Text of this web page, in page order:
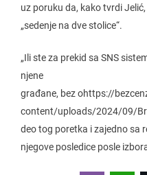
uz poruku da, kako tvrdi
„sedenje na dve stolice“.
„Ili ste za prekid sa SNS
njene
građane, bez ohttps://
content/uploads/2024/09/
deo tog poretka i zajedno sa
njegove posledice posle